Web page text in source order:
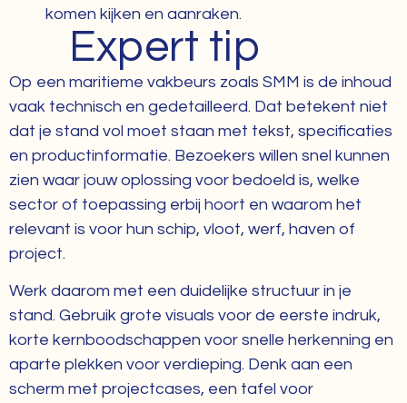
komen kijken en aanraken.
Expert tip
Op een maritieme vakbeurs zoals SMM is de inhoud
vaak technisch en gedetailleerd. Dat betekent niet
dat je stand vol moet staan met tekst, specificaties
en productinformatie. Bezoekers willen snel kunnen
zien waar jouw oplossing voor bedoeld is, welke
sector of toepassing erbij hoort en waarom het
relevant is voor hun schip, vloot, werf, haven of
project.
Werk daarom met een duidelijke structuur in je
stand. Gebruik grote visuals voor de eerste indruk,
korte kernboodschappen voor snelle herkenning en
aparte plekken voor verdieping. Denk aan een
scherm met projectcases, een tafel voor